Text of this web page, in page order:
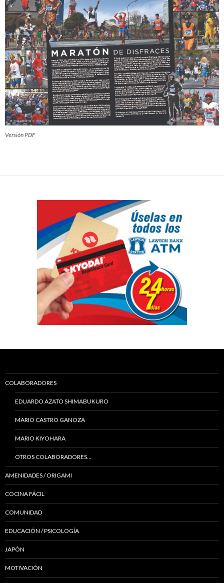
Versión PDF
COLABORADORES
EDUARDO AZATO SHIMABUKURO
MARIO CASTRO GANOZA
MARIO KIYOHARA
OTROS COLABORADORES…
AMENIDADES / ORIGAMI
COCINA FÁCIL
COMUNIDAD
EDUCACIÓN / PSICOLOGÍA
JAPÓN
MOTIVACIÓN